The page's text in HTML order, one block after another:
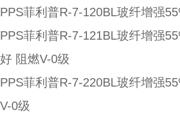
PPS菲利普R-7-120BL玻纤增强
PPS菲利普R-7-121BL玻纤增强
好 阻燃V-0级
PPS菲利普R-7-220BL玻纤增强
V-0级